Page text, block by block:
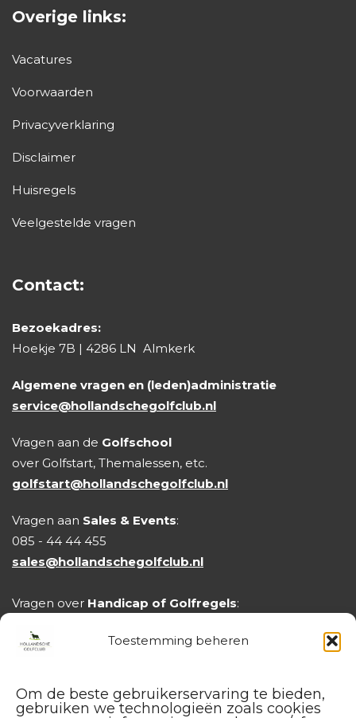
Toestemming beheren
Om de beste gebruikerservaring te bieden,
gebruiken we technologieën zoals cookies
Overige links:
Vacatures
Voorwaarden
Privacyverklaring
Disclaimer
Huisregels
Veelgestelde vragen
Contact:
Bezoekadres:
Hoekje 7B | 4286 LN Almkerk
Algemene vragen en (leden)administratie
service@hollandschegolfclub.nl
Vragen aan de Golfschool
over Golfstart, Themalessen, etc.
golfstart@hollandschegolfclub.nl
Vragen aan Sales & Events:
085 - 44 44 455
sales@hollandschegolfclub.nl
Vragen over Handicap of Golfregels: